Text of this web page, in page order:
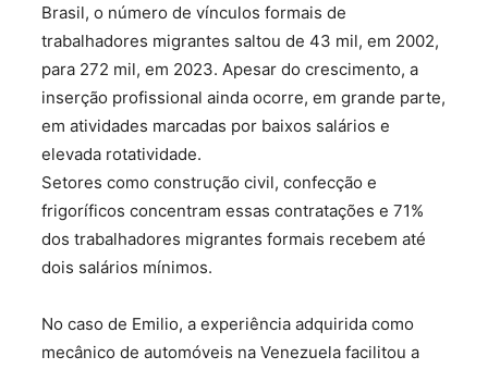
Brasil, o número de vínculos formais de
trabalhadores migrantes saltou de 43 mil, em 2002,
para 272 mil, em 2023. Apesar do crescimento, a
inserção profissional ainda ocorre, em grande parte,
em atividades marcadas por baixos salários e
elevada rotatividade.
Setores como construção civil, confecção e
frigoríficos concentram essas contratações e 71%
dos trabalhadores migrantes formais recebem até
dois salários mínimos.
No caso de Emilio, a experiência adquirida como
mecânico de automóveis na Venezuela facilitou a